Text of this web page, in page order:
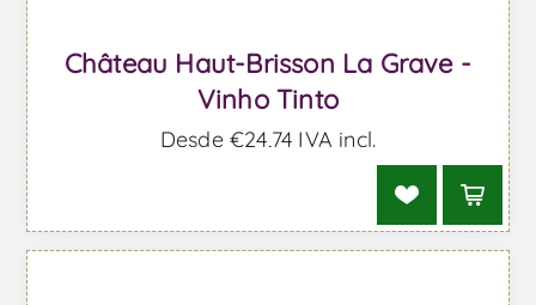
Château Haut-Brisson La Grave -
Vinho Tinto
Desde €24,74 IVA incl.